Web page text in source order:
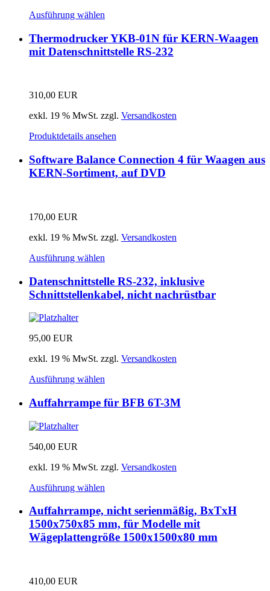
Ausführung wählen
Thermodrucker YKB-01N für KERN-Waagen
mit Datenschnittstelle RS-232
310,00 EUR
exkl. 19 % MwSt. zzgl. Versandkosten
Produktdetails ansehen
Software Balance Connection 4 für Waagen aus
KERN-Sortiment, auf DVD
170,00 EUR
exkl. 19 % MwSt. zzgl. Versandkosten
Ausführung wählen
Datenschnittstelle RS-232, inklusive
Schnittstellenkabel, nicht nachrüstbar
95,00 EUR
exkl. 19 % MwSt. zzgl. Versandkosten
Ausführung wählen
Auffahrrampe für BFB 6T-3M
540,00 EUR
exkl. 19 % MwSt. zzgl. Versandkosten
Ausführung wählen
Auffahrrampe, nicht serienmäßig, BxTxH
1500x750x85 mm, für Modelle mit
Wägeplattengröße 1500x1500x80 mm
410,00 EUR